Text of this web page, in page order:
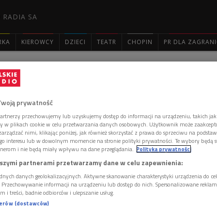
RADIA SA
KIEROWCY DZIECI TEATR CHOPIN PR DLA
pliku dźwiękowym MP3!
możesz być pierwszy!
KOMENTARZ
prywatność
przechowujemy lub uzyskujemy dostęp do informacji na urządzeniu, takich
w plikach cookie w celu przetwarzania danych osobowych. Użytkownik może
nimi, klikając poniżej, jak również skorzystać z prawa do sprzeciwu na
interesu lub w dowolnym momencie na stronie polityki prywatności. Te wybory będą
i nie będą miały wpływu na dane przeglądania. Polityka prywatności
partnerami przetwarzamy dane w celu zapewnienia:
danych geolokalizacyjnych. Aktywne skanowanie charakterystyki urządzenia do
informacji na urządzeniu lub dostęp do nich. Spersonalizowane
i treści, badnie odbiorców i ulepszanie usług.
(dostawców)